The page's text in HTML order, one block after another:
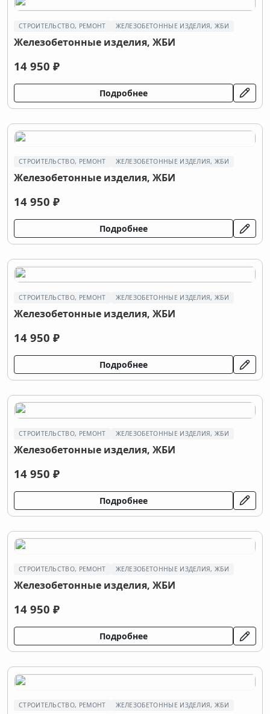
СТРОИТЕЛЬСТВО, РЕМОНТ ЖЕЛЕЗОБЕТОННЫЕ ИЗДЕЛИЯ, ЖБИ
Железобетонные изделия, ЖБИ
14 950 ₽
Подробнее
СТРОИТЕЛЬСТВО, РЕМОНТ ЖЕЛЕЗОБЕТОННЫЕ ИЗДЕЛИЯ, ЖБИ
Железобетонные изделия, ЖБИ
14 950 ₽
Подробнее
СТРОИТЕЛЬСТВО, РЕМОНТ ЖЕЛЕЗОБЕТОННЫЕ ИЗДЕЛИЯ, ЖБИ
Железобетонные изделия, ЖБИ
14 950 ₽
Подробнее
СТРОИТЕЛЬСТВО, РЕМОНТ ЖЕЛЕЗОБЕТОННЫЕ ИЗДЕЛИЯ, ЖБИ
Железобетонные изделия, ЖБИ
14 950 ₽
Подробнее
СТРОИТЕЛЬСТВО, РЕМОНТ ЖЕЛЕЗОБЕТОННЫЕ ИЗДЕЛИЯ, ЖБИ
Железобетонные изделия, ЖБИ
14 950 ₽
Подробнее
СТРОИТЕЛЬСТВО, РЕМОНТ ЖЕЛЕЗОБЕТОННЫЕ ИЗДЕЛИЯ, ЖБИ